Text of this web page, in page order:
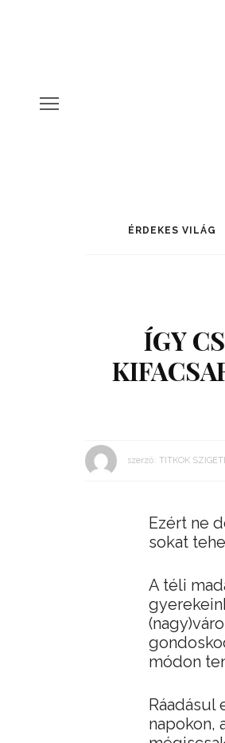
ÉRDEKES VILÁG
ÍGY
szerző: TITKOK
Ezért ne
sokat
A téli
módon
Ráadásul
napokon,